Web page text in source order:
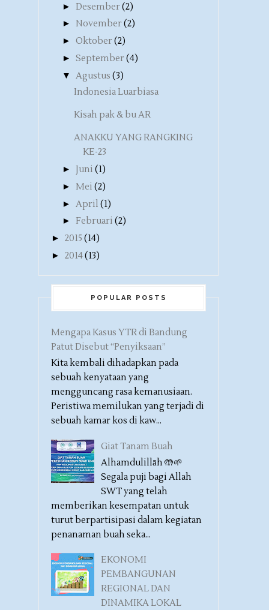
► Desember(2)
► November(2)
► Oktober(2)
► September(4)
▼ Agustus (3)
Indonesia Luarbiasa
Kisah pak & bu AR
ANAKKU YANG RANGKING
KE-23
► Juni (1)
► Mei (2)
► April (1)
► Februari (2)
► 2015 (14)
► 2014(13)
POPULAR POSTS
Mengapa Kasus YTR di Bandung
Patut Disebut “Penyiksaan”
Kita kembali dihadapkan pada
sebuah kenyataan yang
mengguncang rasa kemanusiaan.
Peristiwa memilukan yang terjadi di
sebuah kamar kos di kaw...
Giat Tanam Buah
Alhamdulillāh 🤲🌱
Segala puji bagi Allah
SWT yang telah
memberikan kesempatan untuk
turut berpartisipasi dalam kegiatan
penanaman buah seka...
EKONOMI
PEMBANGUNAN
REGIONAL DAN
DINAMIKA LOKAL